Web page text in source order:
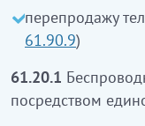
кірмейді
61.20.1
перепродажу
61.90.9)
61.20.1
посредством